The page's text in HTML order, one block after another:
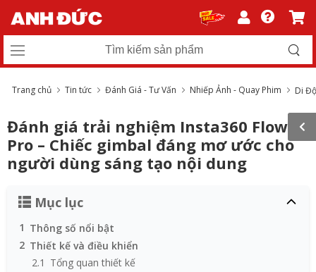
Trang chủ Tin tức Đánh Giá - Tư Vấn Nhiếp Ảnh - Quay Phim Di
Đánh giá trải nghiệm Insta360 Flow
Pro – Chiếc gimbal đáng mơ ước cho
người dùng sáng tạo nội dung
Mục lục
1 Thông số nổi bật
2 Thiết kế và điều khiển
2.1 Tổng quan thiết kế